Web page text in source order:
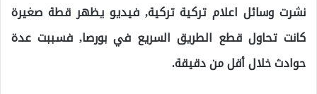
نشرت وسائل اعلام تركية تركية, فيديو يظهر قطة صغيرة
كانت تحاول قطع الطريق السريع في بورصا, فسببت عدة
حوادث خلال أقل من دقيقة.